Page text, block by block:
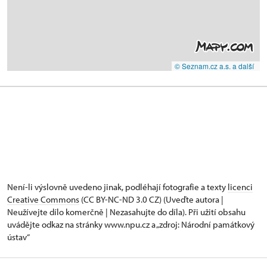
© Seznam.cz a.s. a další
Není-li výslovně uvedeno jinak, podléhají fotografie a texty licenci
Creative Commons (CC BY-NC-ND 3.0 CZ) (Uveďte autora |
Neužívejte dílo komerčně | Nezasahujte do díla). Při užití obsahu
uvádějte odkaz na stránky www.npu.cz a „zdroj: Národní památkový
ústav“